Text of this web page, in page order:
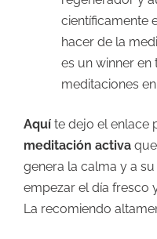
científicamente
hacer de la
es un winner en
meditaciones
Aquí te dejo el enlace
meditación activa
genera la calma y a
empezar el día fresco
La recomiendo